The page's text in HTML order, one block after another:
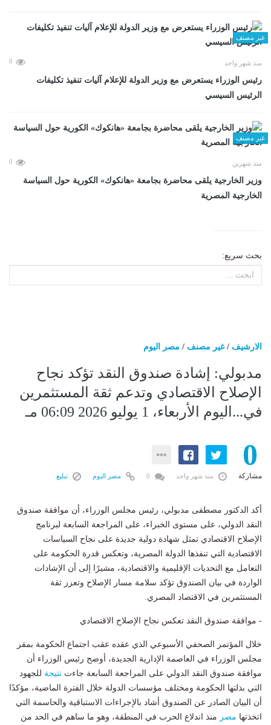
غير مصنف
منذ شهر واحد 0
رئيس الوزراء يستعرض مع وزير الدولة للإعلام آليات تنفيذ تكليفات
الرئيس السيسي
غير مصنف
منذ شهرين 0
وزير الخارجية يلقى محاضرة بجامعة «هانكوك» الكورية حول السياسة
الخارجية المصرية
بحث سريع:
الارشيف /غير مصنف / مصر اليوم
مدبولي: إشادة صندوق النقد تؤكد نجاح
الإصلاح الاقتصادي وتدعم ثقة المستثمرين
في...اليوم الأربعاء، 1 يوليو 2026 06:09 مـ
0
مشاركة منذ شهر واحد مصر اليوم تبليغ
أكد الدكتور مصطفى مدبولي، رئيس مجلس الوزراء، أن موافقة صندوق
النقد الدولي، على مستوى الخبراء، على المراجعة السابعة لبرنامج
الإصلاح الاقتصادي تمثل شهادة دولية جديدة على نجاح السياسات
الاقتصادية التي تنفذها الدولة المصرية، وتعكس قدرة الحكومة على
التعامل مع التحديات الإقليمية والاقتصادية، مشيرًا إلى أن الإشادات
الواردة في بيان الصندوق تؤكد سلامة مسار الإصلاح وتعزز ثقة
المستثمرين في الاقتصاد المصري.
- موافقة صندوق النقد تعكس نجاح الإصلاح الاقتصادي
خلال المؤتمر الصحفي الأسبوعي الذي عقده عقب اجتماع الحكومة بمقر
مجلس الوزراء في العاصمة الإدارية الجديدة، أوضح رئيس الوزراء أن
موافقة صندوق النقد الدولي على المراجعة السابعة جاءت نتيجة للجهود
التي بذلتها الحكومة ومختلف مؤسسات الدولة خلال الفترة الماضية، مؤكدًا
أن البيان الصادر عن الصندوق أشاد بالإجراءات الاستباقية والحاسمة التي
اتخذتها مصر منذ اندلاع الحرب في المنطقة، وهو ما ساهم في الحد من